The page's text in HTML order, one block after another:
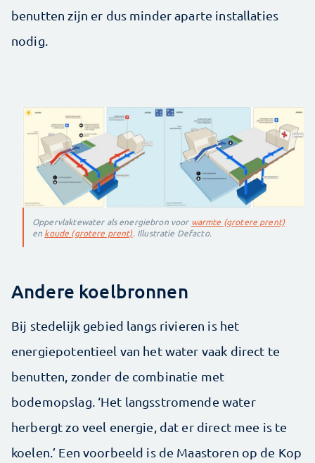
benutten zijn er dus minder aparte installaties
nodig.
Oppervlaktewater als energiebron voor warmte (grotere prent)
en koude (grotere prent). Illustratie Defacto.
Andere koelbronnen
Bij stedelijk gebied langs rivieren is het
energiepotentieel van het water vaak direct te
benutten, zonder de combinatie met
bodemopslag. ‘Het langsstromende water
herbergt zo veel energie, dat er direct mee is te
koelen.’ Een voorbeeld is de Maastoren op de Kop